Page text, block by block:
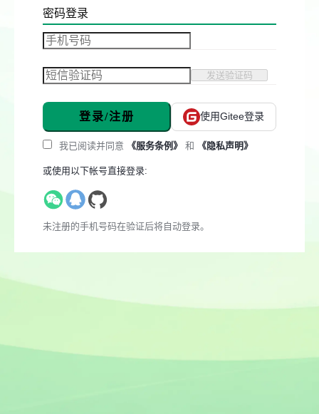
密码登录
发送验证码
登录/注册 使用Gitee登录
我已阅读并同意 《服务条例》 和 《隐私声明》
或使用以下帐号直接登录:
未注册的手机号码在验证后将自动登录。